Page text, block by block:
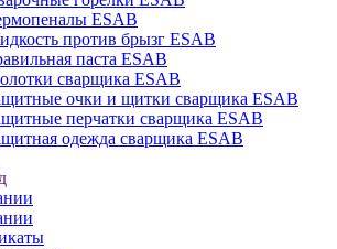
ESAB
против брызг ESAB
паста ESAB
сварщика ESAB
очки и щитки сварщика ESAB
перчатки сварщика ESAB
одежда сварщика ESAB